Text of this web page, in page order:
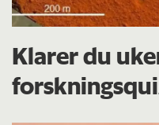
Klarer du